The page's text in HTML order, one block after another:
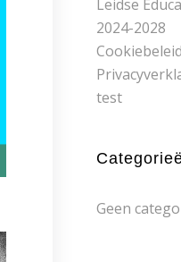
Leidse
2024-2028
Cookiebeleid
test
Geen